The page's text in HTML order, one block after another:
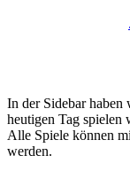
In der Sidebar haben
heutigen Tag spielen
Alle Spiele können
werden.